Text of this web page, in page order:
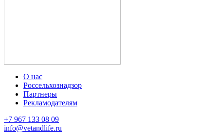
О нас
Россельхознадзор
Партнеры
Рекламодателям
+7 967 133 08 09
info@vetandlife.ru